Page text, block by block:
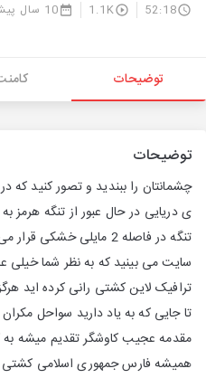
52:18
1.1K 10 سال پیش
توضیحات
توضیحات
ی دریایی در حال عبور از تنگه
تنگه در فاصله 2 مایلی
ترافیک لاین کشتی رانی کرده اید
تا جایی که به یاد دارید سواحل
مقدمه عجیب کاوشگر تقدیم میشه
همیشه فارس جمهوری اسلامی کشتی